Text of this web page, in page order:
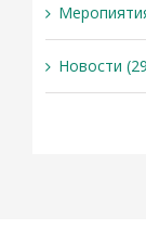
Новости